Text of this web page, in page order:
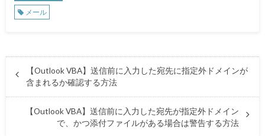
メール
【Outlook VBA】送信前に入力した宛先に指定外ドメインが
含まれるか確認する方法
【Outlook VBA】送信前に入力した宛先が指定外ドメイン
で、かつ添付ファイルがある場合は警告する方法